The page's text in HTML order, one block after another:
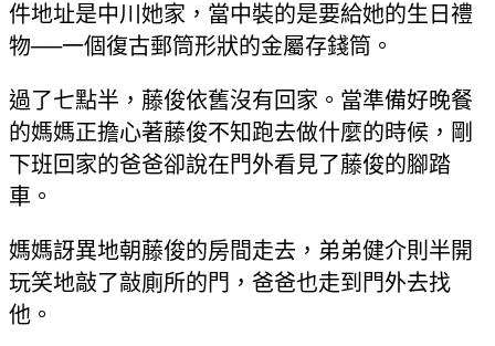
件地址是中川她家，當中裝的是要給她的生日禮
物──一個復古郵筒形狀的金屬存錢筒。
過了七點半，藤俊依舊沒有回家。當準備好晚餐
的媽媽正擔心著藤俊不知跑去做什麼的時候，剛
下班回家的爸爸卻說在門外看見了藤俊的腳踏
車。
媽媽訝異地朝藤俊的房間走去，弟弟健介則半開
玩笑地敲了敲廁所的門，爸爸也走到門外去找
他。